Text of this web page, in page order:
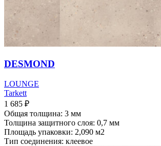
DESMOND
LOUNGE
Tarkett
1 685 ₽
Общая толщина: 3 мм
Толщина защитного слоя: 0,7 мм
Площадь упаковки: 2,090 м2
Тип соединения: клеевое